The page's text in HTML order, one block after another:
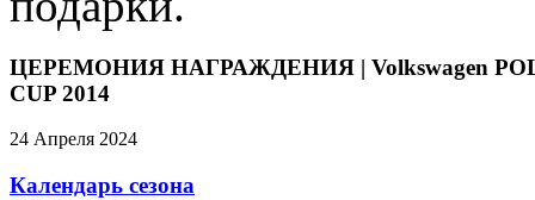
ЦЕРЕМОНИЯ НАГРАЖДЕНИЯ | Volkswagen
CUP 2014
24 Апреля 2024
Календарь сезона